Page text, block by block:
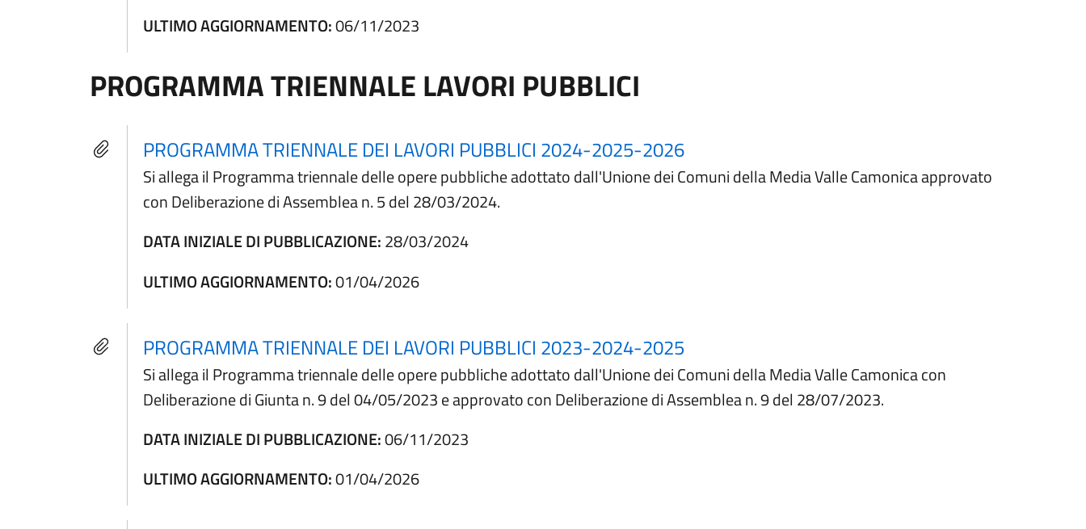
ULTIMO AGGIORNAMENTO:06/11/2023
PROGRAMMA TRIENNALE LAVORI PUBBLICI
PROGRAMMA TRIENNALE DEI LAVORI PUBBLICI 2024-2025-2026
Si allega il Programma triennale delle opere pubbliche adottato dall'Unione dei Comuni della Media Valle Camonica approvato
con Deliberazione di Assemblea n. 5 del 28/03/2024.
DATA INIZIALE DI PUBBLICAZIONE:28/03/2024
ULTIMO AGGIORNAMENTO:01/04/2026
PROGRAMMA TRIENNALE DEI LAVORI PUBBLICI 2023-2024-2025
Si allega il Programma triennale delle opere pubbliche adottato dall'Unione dei Comuni della Media Valle Camonica con
Deliberazione di Giunta n. 9 del 04/05/2023 e approvato con Deliberazione di Assemblea n. 9 del 28/07/2023.
DATA INIZIALE DI PUBBLICAZIONE:06/11/2023
ULTIMO AGGIORNAMENTO:01/04/2026